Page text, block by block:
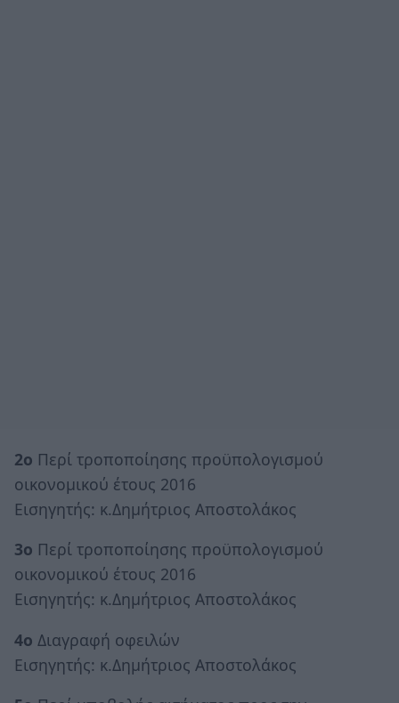
2ο Περί τροποποίησης προϋπολογισμού
οικονομικού έτους 2016
Εισηγητής: κ.Δημήτριος Αποστολάκος
3ο Περί τροποποίησης προϋπολογισμού
οικονομικού έτους 2016
Εισηγητής: κ.Δημήτριος Αποστολάκος
4ο Διαγραφή οφειλών
Εισηγητής: κ.Δημήτριος Αποστολάκος